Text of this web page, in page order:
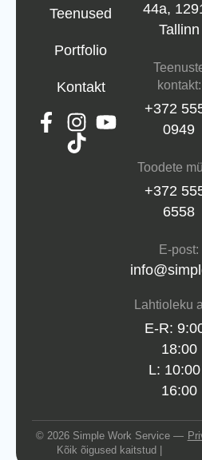
Teenused
Portfolio
Kontakt
44a,
Tallinn
kontakt:
+372
0949
Toodete
+372
6558
E-post:
Lahtioleku
E-R:
18:00
L:
16:00
© 2026 Simple Work Service —
Kõik õigused kaitstud |